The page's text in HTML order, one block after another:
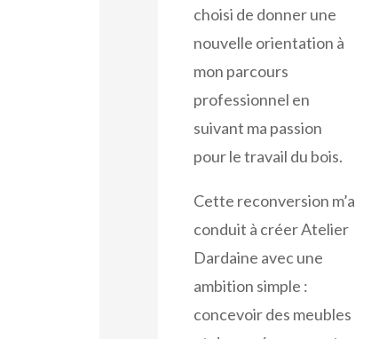
choisi de donner une
nouvelle orientation à
mon parcours
professionnel en
suivant ma passion
pour le travail du bois.
Cette reconversion m’a
conduit à créer Atelier
Dardaine avec une
ambition simple :
concevoir des meubles